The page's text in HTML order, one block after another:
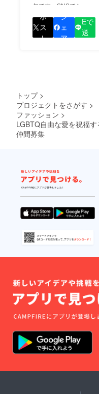
欠です。SNSでシェア
をして、あなたが応援
しているプロジェクト
の良さを知ってもらい
ポ
ス
ト
シ
ェ
ア
Eで
送
トップ >
プロジェクトをさがす >
ファッション >
LGBTQ自由な愛を祝福
仲間募集